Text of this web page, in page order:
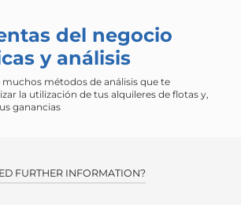
del negocio
y análisis
muchos métodos de análisis que te
la utilización de tus alquileres de flotas y,
ganancias
FURTHER INFORMATION?